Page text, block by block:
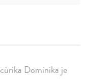
Dominika je